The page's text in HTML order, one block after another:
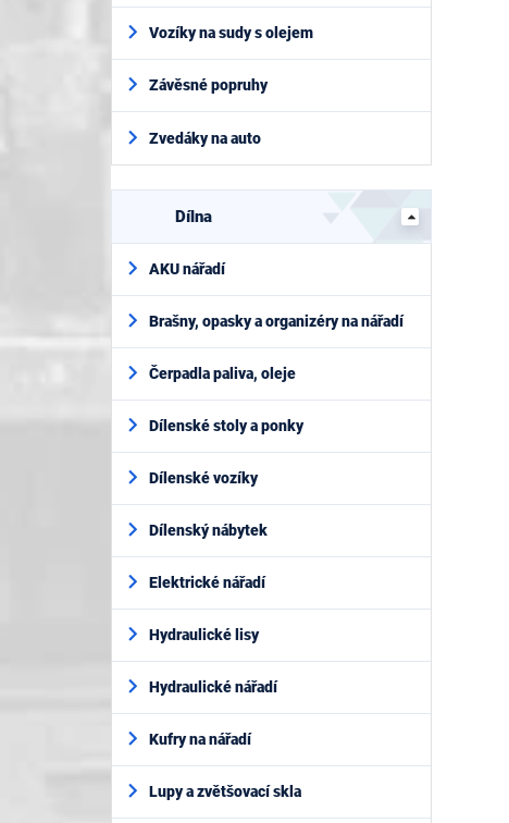
Vozíky na sudy s olejem
Závěsné popruhy
Zvedáky na auto
Dílna
AKU nářadí
Brašny, opasky a organizéry na nářadí
Čerpadla paliva, oleje
Dílenské stoly a ponky
Dílenské vozíky
Dílenský nábytek
Elektrické nářadí
Hydraulické lisy
Hydraulické nářadí
Kufry na nářadí
Lupy a zvětšovací skla